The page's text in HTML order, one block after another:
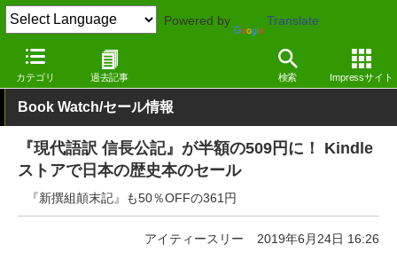
Powered by Translate
カテゴリ 過去記事 検索 Impressサイト
窓の杜 電子書籍・本
Book Watch/セール情報
『現代語訳 信長公記』が半額の509円に！ Kindle
ストアで日本の歴史本のセール
『新撰組顛末記』も50％OFFの361円
アイティースリー 2019年6月24日 16:26